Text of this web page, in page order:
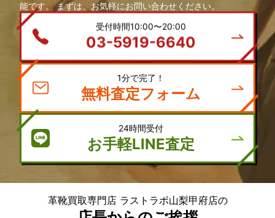
能です。 まずは、お気軽にお問い合わせください。
受付時間10:00〜20:00
03-5919-6640
1分で完了！
無料査定フォーム
24時間受付
お手軽LINE査定
革靴買取専門店 ラストラボ山梨甲府店の